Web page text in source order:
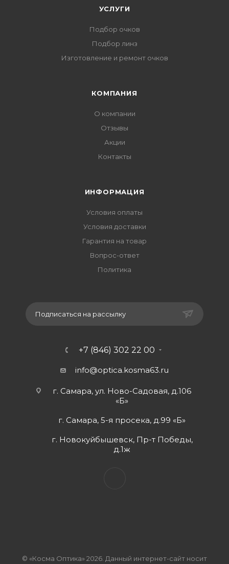
УСЛУГИ
Подбор очков
Подбор линз
Изготовление и ремонт очков
КОМПАНИЯ
О компании
Отзывы
Акции
Контакты
ИНФОРМАЦИЯ
Условия оплаты
Условия доставки
Гарантия на товар
Вопрос-ответ
Политика
Подписаться на рассылку
+7 (846) 302 22 00
info@optica.kosma63.ru
г. Самара, ул. Ново-Садовая, д.106
«Б»
г. Самара, 5-я просека, д.99 «Б»
г. Новокуйбышевск, Пр-т Победы,
д.1ж
© «Косма Оптика» 2026. Данный интернет-сайт носит